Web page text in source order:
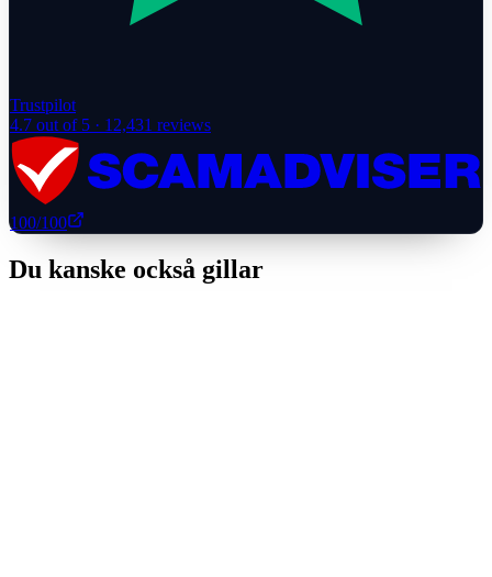
Trustpilot
4.7 out of 5 · 12,431 reviews
100/100
Du kanske också gillar